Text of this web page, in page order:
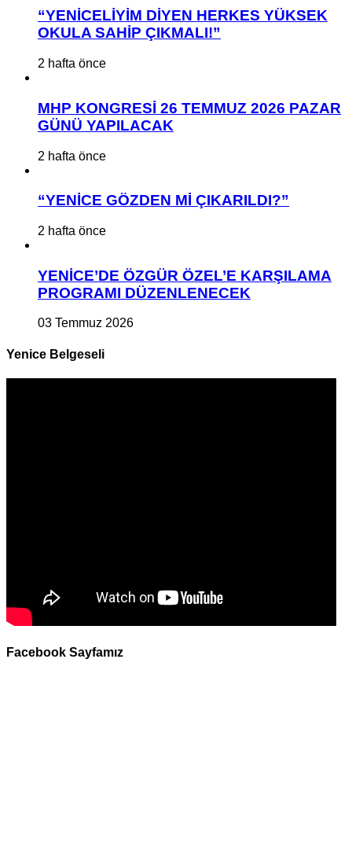
“YENİCELİYİM DİYEN HERKES YÜKSEK
OKULA SAHİP ÇIKMALI!”
2 hafta önce
MHP KONGRESİ 26 TEMMUZ 2026 PAZAR
GÜNÜ YAPILACAK
2 hafta önce
“YENİCE GÖZDEN Mİ ÇIKARILDI?”
2 hafta önce
YENİCE’DE ÖZGÜR ÖZEL’E KARŞILAMA
PROGRAMI DÜZENLENECEK
03 Temmuz 2026
Yenice Belgeseli
Facebook Sayfamız